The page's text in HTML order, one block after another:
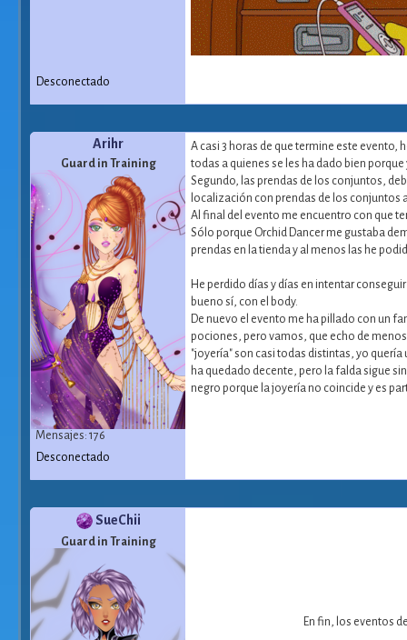
Desconectado
Arihr
Guard in Training
Mensajes: 176
A casi 3 horas de que termine este evento,
todas a quienes se les ha dado bien
Segundo, las prendas de los conjuntos,
localización con prendas de los conjuntos
Al final del evento me encuentro con que
Sólo porque Orchid Dancer me gustaba
prendas en la tienda y al menos las he
He perdido días y días en intentar
bueno sí, con el body.
De nuevo el evento me ha pillado con un
pociones, pero vamos, que echo de
"joyería" son casi todas distintas, yo
ha quedado decente, pero la falda sigue
negro porque la joyería no coincide y es
Desconectado
SueChii
Guard in Training
En fin, los eventos